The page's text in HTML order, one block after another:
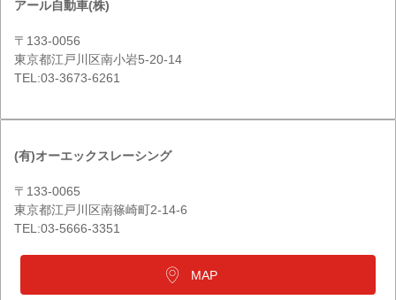
アール自動車(株)
〒133-0056
東京都江戸川区南小岩5-20-14
TEL:03-3673-6261
(有)オーエックスレーシング
〒133-0065
東京都江戸川区南篠崎町2-14-6
TEL:03-5666-3351
MAP